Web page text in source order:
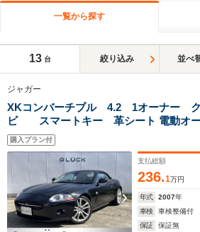
一覧から探す
13 台 絞り込み 並べ
ジャガー
XKコンバーチブル 4.2 1オーナー
ビ スマートキー 革シート 電動オ
スタート パワーシート 20インチAW
ー ハンドルヒーター 2ゾーンクライ
ャージヘッドライト
購入プラン付
支払総額
236.1万円
年式 2007年
車検
車検整備付
保証
保証無